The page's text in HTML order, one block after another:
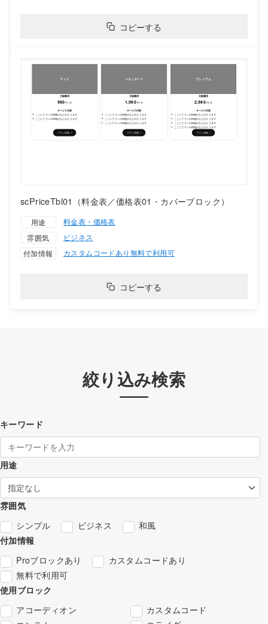
コピーする
scPriceTbl01（料金表／価格表01・カバーブロック）
用途
料金表・価格表
雰囲気
ビジネス
付加情報
カスタムコードあり 無料で利用可
コピーする
絞り込み検索
キーワード
用途
雰囲気
シンプル
ビジネス
和風
付加情報
Proブロックあり
カスタムコードあり
無料で利用可
使用ブロック
アコーディオン
カスタムコード